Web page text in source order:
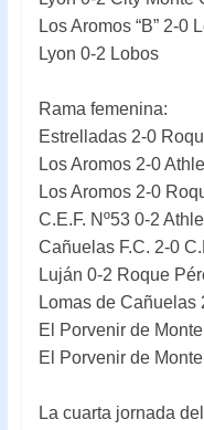
Los Aromos “B” 2-0
Lyon 0-2 Lobos
Rama femenina:
Estrelladas 2-0
Los Aromos 2-0
Los Aromos 2-0
C.E.F. Nº53 0-2
Cañuelas F.C. 2-0
Luján 0-2 Roque
Lomas de Cañuelas
El Porvenir de
El Porvenir de
La cuarta jornada